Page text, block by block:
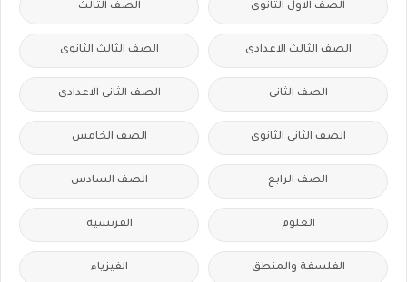
الصف الاول الثانوى الصف الثالث
الصف الثالث الاعدادى الصف الثالث الثانوى
الصف الثانى الصف الثانى الاعدادى
الصف الثانى الثانوى الصف الخامس
الصف الرابع الصف السادس
العلوم الفرنسيه
الفلسفة والمنطق الفيزياء